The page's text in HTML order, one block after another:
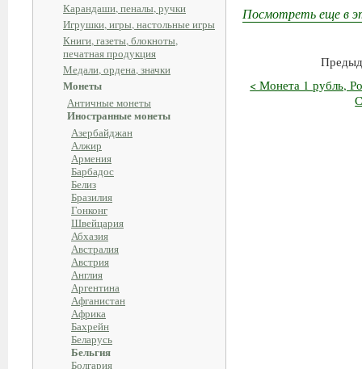
Карандаши, пеналы, ручки
Игрушки, игры, настольные игры
Книги, газеты, блокноты,
печатная продукция
Медали, ордена, значки
Монеты
Античные монеты
Иностранные монеты
Азербайджан
Алжир
Армения
Барбадос
Белиз
Бразилия
Гонконг
Швейцария
Абхазия
Австралия
Австрия
Англия
Аргентина
Афганистан
Африка
Бахрейн
Беларусь
Бельгия
Болгария
Посмотреть еще в
< Монета 1 рубль,